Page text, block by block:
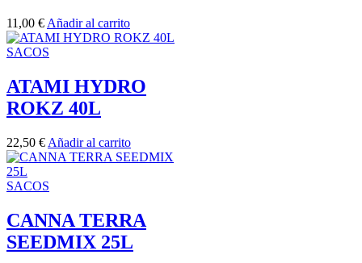
11,00 € Añadir al carrito
SACOS
ATAMI HYDRO
ROKZ 40L
22,50 € Añadir al carrito
SACOS
CANNA TERRA
SEEDMIX 25L